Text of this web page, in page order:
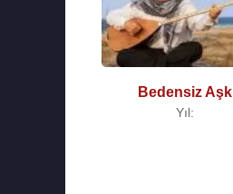
Bedensiz Aşk
Yıl: